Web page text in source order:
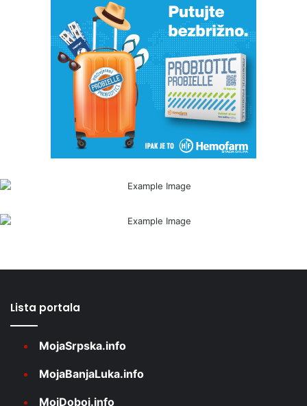
Lista portala
MojaSrpska.info
MojaBanjaLuka.info
MojDoboj.info